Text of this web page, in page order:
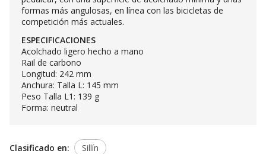
formas más angulosas, en línea con las bicicletas de
competición más actuales.
ESPECIFICACIONES
Acolchado ligero hecho a mano
Rail de carbono
Longitud: 242 mm
Anchura: Talla L: 145 mm
Peso Talla L1: 139 g
Forma: neutral
Clasificado en: Sillín